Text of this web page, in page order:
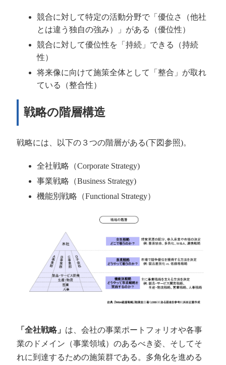
競合に対して特定の活動分野で「優位さ（他社
とは違う独自の強み）」がある（優位性）
競合に対して優位性を「持続」できる（持続
性）
将来像に向けて施策全体として「整合」が取れ
ている（整合性）
戦略の階層構造
戦略には、以下の３つの階層がある(下図参照)。
全社戦略（Corporate Strategy)
事業戦略（Business Strategy)
機能別戦略（Functional Strategy）
「全社戦略」 は、会社の事業ポートフォリオや各事
業のドメイン（事業領域）のあるべき姿、そしてそ
れに到達するための施策群である。多角化を進める